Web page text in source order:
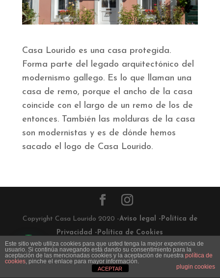
Casa Lourido es una casa protegida.
Forma parte del legado arquitectónico del
modernismo gallego. Es lo que llaman una
casa de remo, porque el ancho de la casa
coincide con el largo de un remo de los de
entonces. También las molduras de la casa
son modernistas y es de dónde hemos
sacado el logo de Casa Lourido.
Copyright Casa Lourido 2020 -Aviso legal - Política de
Privacidad - Política de Cookies
web design: La Web Creativa
Este sitio web utiliza cookies para que usted tenga la mejor experiencia de
usuario. Si continúa navegando está dando su consentimiento para la
aceptación de las mencionadas cookies y la aceptación de nuestra política de
cookies, pinche el enlace para mayor información.
plugin cookies
ACEPTAR